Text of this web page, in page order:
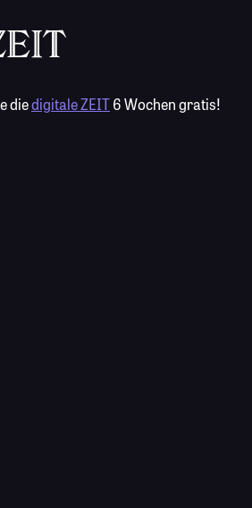
diedigitale ZEIT6 Wochen gratis!